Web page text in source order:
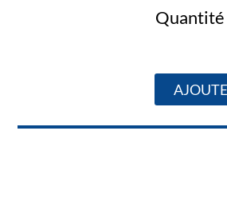
Quantité